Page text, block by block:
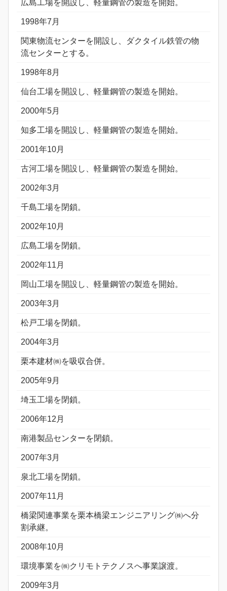
広島工場を開設し、軽量鋼管の製造を開始。
1998年7月
関東物流センターを開設し、ダクタイル鉄管の物
流センターとする。
1998年8月
仙台工場を開設し、軽量鋼管の製造を開始。
2000年5月
知多工場を開設し、軽量鋼管の製造を開始。
2001年10月
古河工場を開設し、軽量鋼管の製造を開始。
2002年3月
千島工場を閉鎖。
2002年10月
広島工場を閉鎖。
2002年11月
岡山工場を開設し、軽量鋼管の製造を開始。
2003年3月
松戸工場を閉鎖。
2004年3月
栗本建材㈱を吸収合併。
2005年9月
埼玉工場を閉鎖。
2006年12月
南港製品センターを閉鎖。
2007年3月
泉北工場を閉鎖。
2007年11月
橋梁関連事業を栗本橋梁エンジニアリング㈱へ分
割承継。
2008年10月
環境事業を㈱クリモトテクノスへ事業譲渡。
2009年3月